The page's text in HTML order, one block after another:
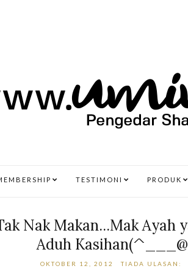
TESTIMONI PRODUK
Nak Makan...Mak Ayah
Aduh
OKTOBER 12, 2012 TIADA ULASAN: